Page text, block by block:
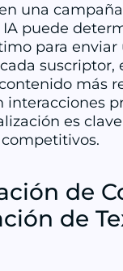
una
puede
para enviar
suscriptor,
más
interacciones
es
de
de